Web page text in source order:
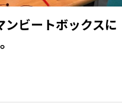
サイトポリシー
視聴データ取り扱いについて
ンビートボックスに